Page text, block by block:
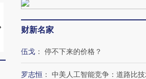
视线｜HYROX的吸金
心“花钱找虐”？
毒品
财新名家
伍戈 ： 停不下来的价格？
罗志恒 ： 中美人工智能竞争：道路比